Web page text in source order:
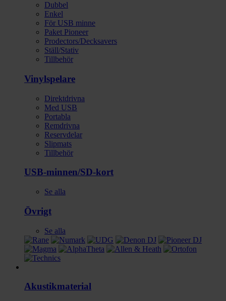
Dubbel
Enkel
För USB minne
Paket Pioneer
Prodectors/Decksavers
Ställ/Stativ
Tillbehör
Vinylspelare
Direktdrivna
Med USB
Portabla
Remdrivna
Reservdelar
Slipmats
Tillbehör
USB-minnen/SD-kort
Se alla
Övrigt
Se alla
Akustikmaterial